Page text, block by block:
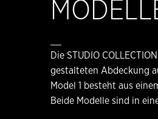
Die STUDIO
gestalteten Abdeckung
Model 1 besteht aus
Beide Modelle sind in